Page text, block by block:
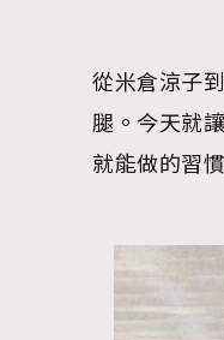
從米倉涼子
腿。今天就
就能做的習